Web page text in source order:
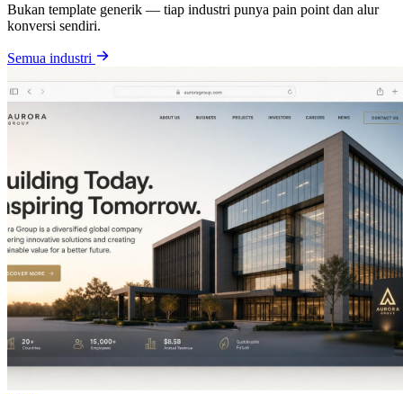
Bukan template generik — tiap industri punya pain point dan alur
konversi sendiri.
Semua industri